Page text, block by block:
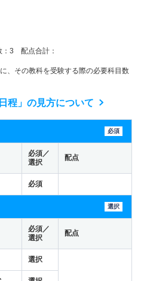
3 配点合計：
、その教科を受験する際の必要科目数
程」の見方について
必須
必須／
選択
配点
必須
選択
必須／
選択
配点
選択